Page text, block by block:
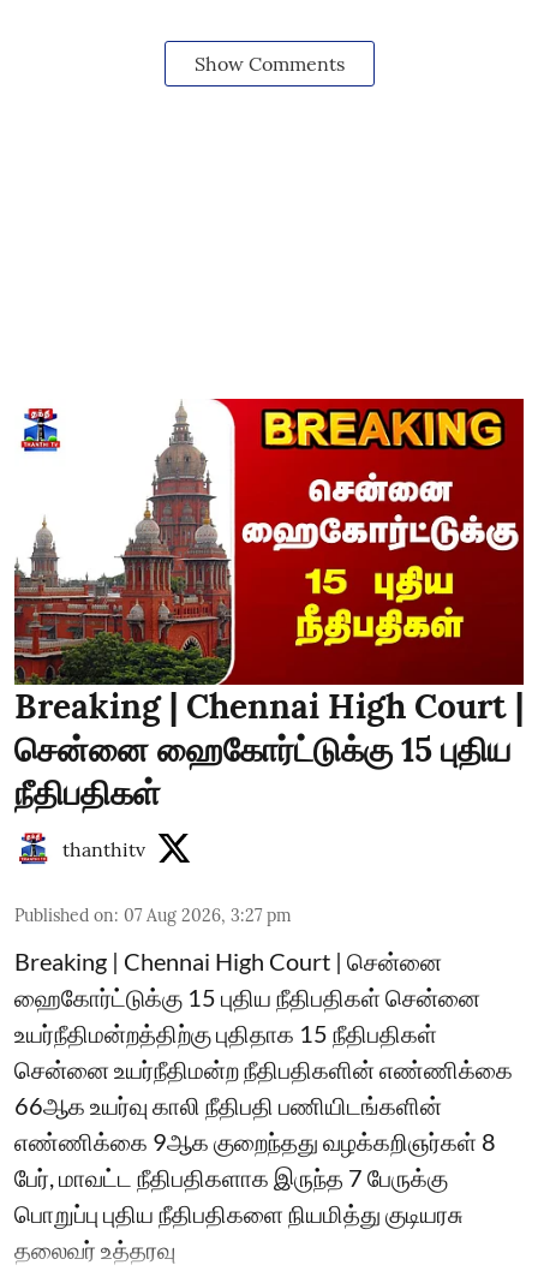
Show Comments
Breaking | Chennai High Court |
சென்னை ஹைகோர்ட்டுக்கு 15 புதிய
நீதிபதிகள்
thanthitv
Published on: 07 Aug 2026, 3:27 pm
Breaking | Chennai High Court | சென்னை
ஹைகோர்ட்டுக்கு 15 புதிய நீதிபதிகள் சென்னை
உயர்நீதிமன்றத்திற்கு புதிதாக 15 நீதிபதிகள்
சென்னை உயர்நீதிமன்ற நீதிபதிகளின் எண்ணிக்கை
66ஆக உயர்வு காலி நீதிபதி பணியிடங்களின்
எண்ணிக்கை 9ஆக குறைந்தது வழக்கறிஞர்கள் 8
பேர், மாவட்ட நீதிபதிகளாக இருந்த 7 பேருக்கு
பொறுப்பு புதிய நீதிபதிகளை நியமித்து குடியரசு
தலைவர் உத்தரவு